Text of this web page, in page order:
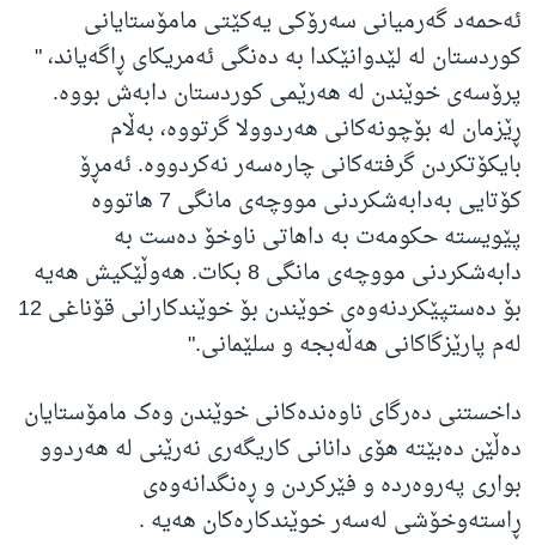
ئەحمەد گەرمیانی سەرۆکی یەکێتی مامۆستایانی
کوردستان لە لێدوانێکدا بە دەنگی ئەمریکای ڕاگەیاند، "
پرۆسەی خوێندن لە هەرێمی کوردستان دابەش بووە.
ڕێزمان لە بۆچونەکانی هەردوولا گرتووە، بەڵام
بایکۆتکردن گرفتەکانی چارەسەر نەکردووە. ئەمڕۆ
کۆتایی بەدابەشکردنی مووچەی مانگی 7 هاتووە
پێویستە حکومەت بە داهاتی ناوخۆ دەست بە
دابەشکردنی مووچەی مانگی 8 بکات. هەوڵێکیش هەیە
بۆ دەستپێکردنەوەی خوێندن بۆ خوێندکارانی قۆناغی 12
لەم پارێزگاکانی هەڵەبجە و سلێمانی."
داخستنی دەرگای ناوەندەکانی خوێندن وەک مامۆستایان
دەڵێن دەبێتە هۆی دانانی کاریگەری نەرێنی لە هەردوو
بواری پەروەردە و فێرکردن و ڕەنگدانەوەی
ڕاستەوخۆشی لەسەر خوێندکارەکان هەیە .